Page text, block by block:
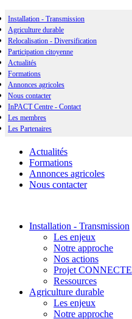
Installation - Transmission
Agriculture durable
Relocalisation - Diversification
Participation citoyenne
Actualités
Formations
Annonces agricoles
Nous contacter
InPACT Centre - Contact
Les membres
Les Partenaires
Actualités
Formations
Annonces agricoles
Nous contacter
Installation - Transmission
Les enjeux
Notre approche
Nos actions
Projet CONNECTE
Ressources
Agriculture durable
Les enjeux
Notre approche